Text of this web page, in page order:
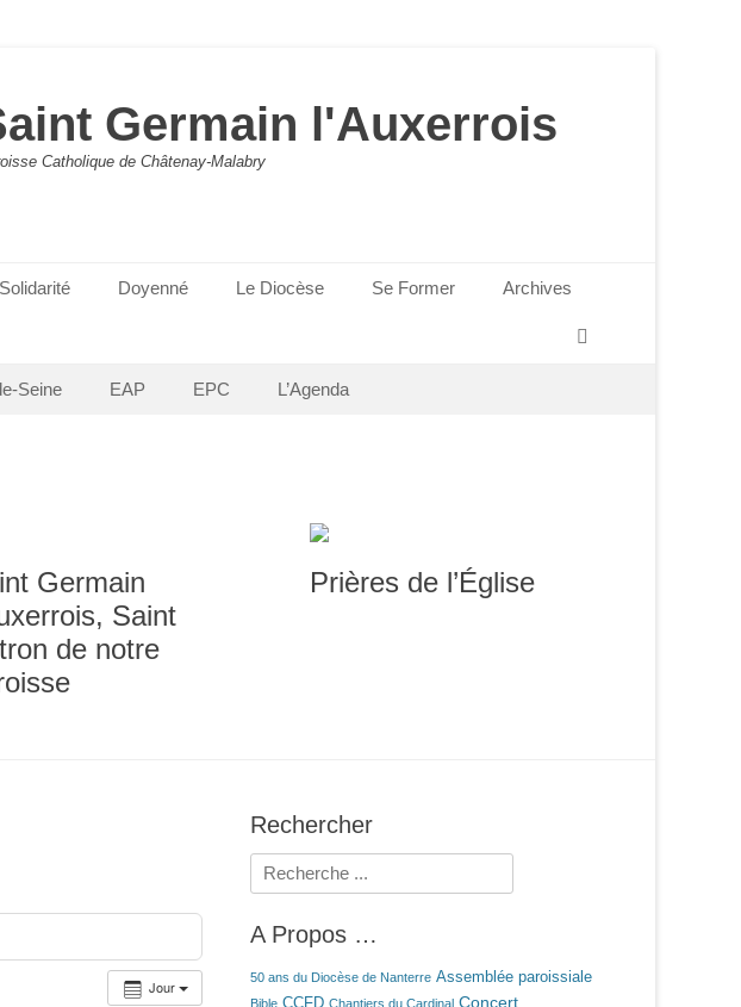
Germain l'Auxerrois
Catholique de Châtenay-Malabry
Solidarité Doyenné Le Diocèse Se Former
Archives
Seine EAP EPC L’Agenda
Germain
Saint
de notre
Prières de l’Église
Jour
Rechercher
Rechercher :
A Propos …
50 ans du Diocèse de Nanterre Assemblée paroissiale
Bible CCFD Chantiers du Cardinal Concert